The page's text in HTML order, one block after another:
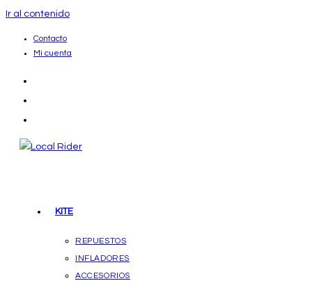
Ir al contenido
Contacto
Mi cuenta
KITE
REPUESTOS
INFLADORES
ACCESORIOS